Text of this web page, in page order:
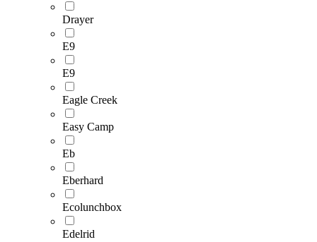
Drayer
E9
E9
Eagle Creek
Easy Camp
Eb
Eberhard
Ecolunchbox
Edelrid